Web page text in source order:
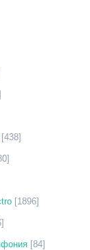
[438]
[1896]
[84]